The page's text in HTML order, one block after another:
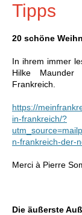
Tipps
20 schöne
In ihrem immer
Hilke Maunder
Frankreich.
https://
in-frankreich/?
n-frankreich-der-
Merci à Pierre
Die äußerste